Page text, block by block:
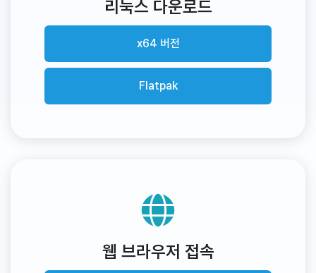
리눅스 다운로드
x64 버전
Flatpak
웹 브라우저 접속